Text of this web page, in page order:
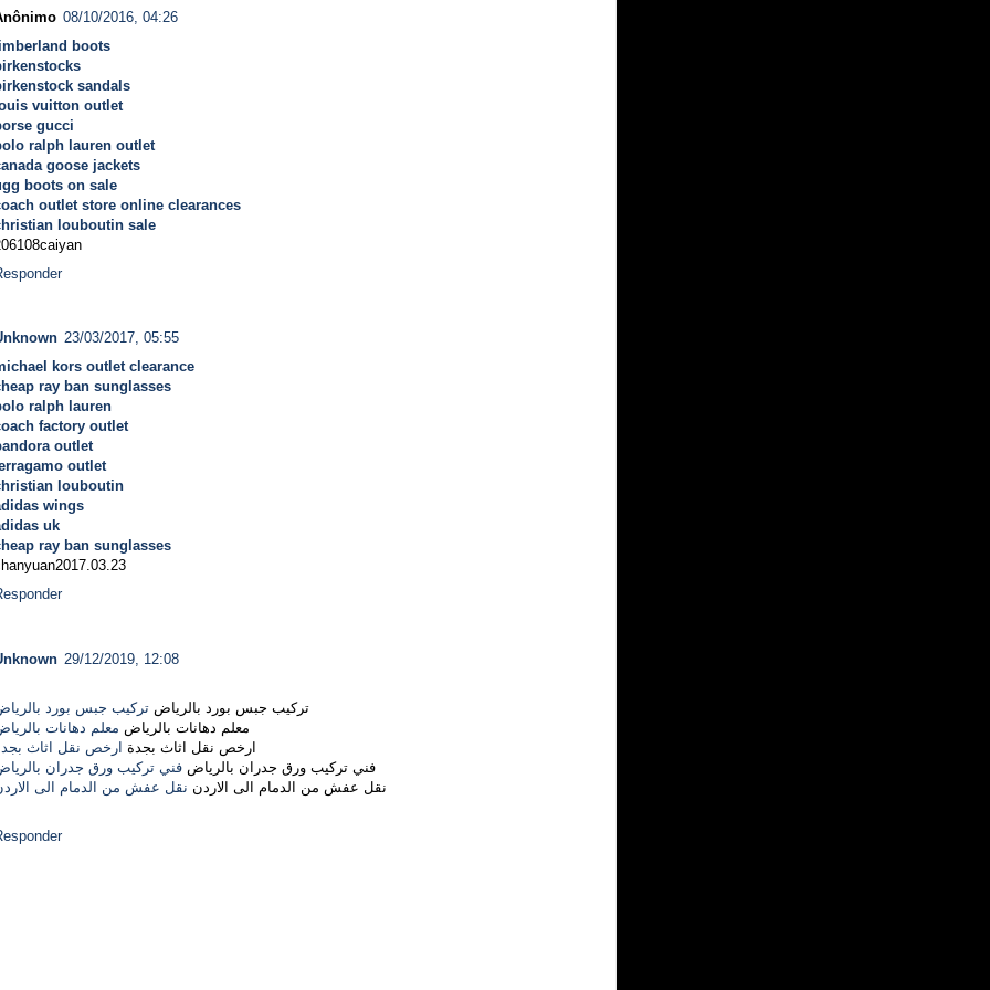
08/10/2016, 04:26
boots
sandals
vuitton outlet
gucci
ralph lauren outlet
goose jackets
boots on sale
outlet store online clearances
louboutin sale
23/03/2017, 05:55
kors outlet clearance
ray ban sunglasses
ralph lauren
factory outlet
outlet
outlet
louboutin
wings
uk
ray ban sunglasses
29/12/2019, 12:08
تركيب جبس بورد بالرياض تركيب جبس بورد
معلم دهانات بالرياض معلم دهانات
ارخص نقل اثاث بجدة ارخص نقل اثاث
فني تركيب ورق جدران بالرياض فني تركيب ورق جدران
نقل عفش من الدمام الى الاردن نقل عفش من الدمام الى